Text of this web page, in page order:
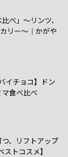
べ」～リンツ、
リー～｜かがや
イチョコ】ドン
食べ比べ
、リフトアップ
トコスメ】